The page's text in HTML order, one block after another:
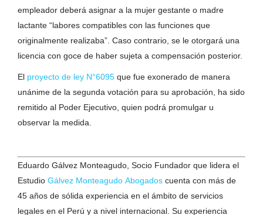
empleador deberá asignar a la mujer gestante o madre
lactante “labores compatibles con las funciones que
originalmente realizaba”. Caso contrario, se le otorgará una
licencia con goce de haber sujeta a compensación posterior.
El proyecto de ley N°6095 que fue exonerado de manera
unánime de la segunda votación para su aprobación, ha sido
remitido al Poder Ejecutivo, quien podrá promulgar u
observar la medida.
Eduardo Gálvez Monteagudo, Socio Fundador que lidera el
Estudio Gálvez Monteagudo Abogados cuenta con más de
45 años de sólida experiencia en el ámbito de servicios
legales en el Perú y a nivel internacional. Su experiencia